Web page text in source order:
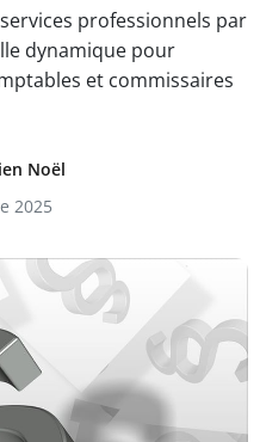
professionnels par
dynamique pour
et commissaires
Noël
2025